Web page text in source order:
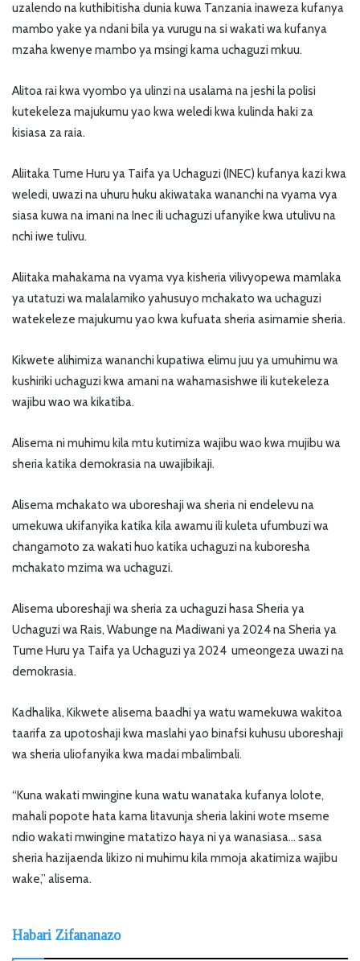
uzalendo na kuthibitisha dunia kuwa Tanzania inaweza kufanya
mambo yake ya ndani bila ya vurugu na si wakati wa kufanya
mzaha kwenye mambo ya msingi kama uchaguzi mkuu.
Alitoa rai kwa vyombo ya ulinzi na usalama na jeshi la polisi
kutekeleza majukumu yao kwa weledi kwa kulinda haki za
kisiasa za raia.
Aliitaka Tume Huru ya Taifa ya Uchaguzi (INEC) kufanya kazi kwa
weledi, uwazi na uhuru huku akiwataka wananchi na vyama vya
siasa kuwa na imani na Inec ili uchaguzi ufanyike kwa utulivu na
nchi iwe tulivu.
Aliitaka mahakama na vyama vya kisheria vilivyopewa mamlaka
ya utatuzi wa malalamiko yahusuyo mchakato wa uchaguzi
watekeleze majukumu yao kwa kufuata sheria asimamie sheria.
Kikwete alihimiza wananchi kupatiwa elimu juu ya umuhimu wa
kushiriki uchaguzi kwa amani na wahamasishwe ili kutekeleza
wajibu wao wa kikatiba.
Alisema ni muhimu kila mtu kutimiza wajibu wao kwa mujibu wa
sheria katika demokrasia na uwajibikaji.
Alisema mchakato wa uboreshaji wa sheria ni endelevu na
umekuwa ukifanyika katika kila awamu ili kuleta ufumbuzi wa
changamoto za wakati huo katika uchaguzi na kuboresha
mchakato mzima wa uchaguzi.
Alisema uboreshaji wa sheria za uchaguzi hasa Sheria ya
Uchaguzi wa Rais, Wabunge na Madiwani ya 2024 na Sheria ya
Tume Huru ya Taifa ya Uchaguzi ya 2024 umeongeza uwazi na
demokrasia.
Kadhalika, Kikwete alisema baadhi ya watu wamekuwa wakitoa
taarifa za upotoshaji kwa maslahi yao binafsi kuhusu uboreshaji
wa sheria uliofanyika kwa madai mbalimbali.
“Kuna wakati mwingine kuna watu wanataka kufanya lolote,
mahali popote hata kama litavunja sheria lakini wote mseme
ndio wakati mwingine matatizo haya ni ya wanasiasa… sasa
sheria hazijaenda likizo ni muhimu kila mmoja akatimiza wajibu
wake,” alisema.
Habari Zifananazo